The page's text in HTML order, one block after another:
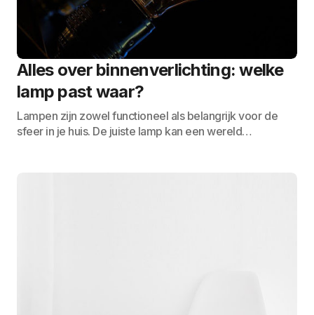
Alles over binnenverlichting: welke
lamp past waar?
Lampen zijn zowel functioneel als belangrijk voor de
sfeer in je huis. De juiste lamp kan een wereld…